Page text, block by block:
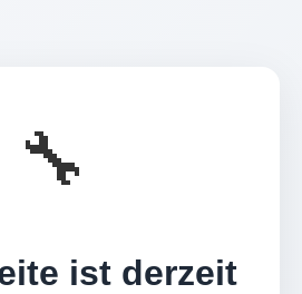
🔧
ist derzeit